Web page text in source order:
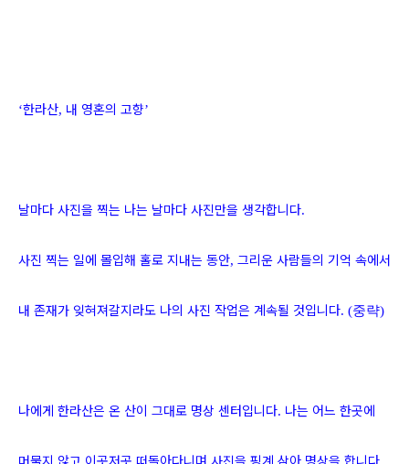
‘한라산, 내 영혼의 고향’
날마다 사진을 찍는 나는 날마다 사진만을 생각합니다.
사진 찍는 일에 몰입해 홀로 지내는 동안, 그리운 사람들의 기억 속에서
내 존재가 잊혀져갈지라도 나의 사진 작업은 계속될 것입니다. (중략)
나에게 한라산은 온 산이 그대로 명상 센터입니다. 나는 어느 한곳에